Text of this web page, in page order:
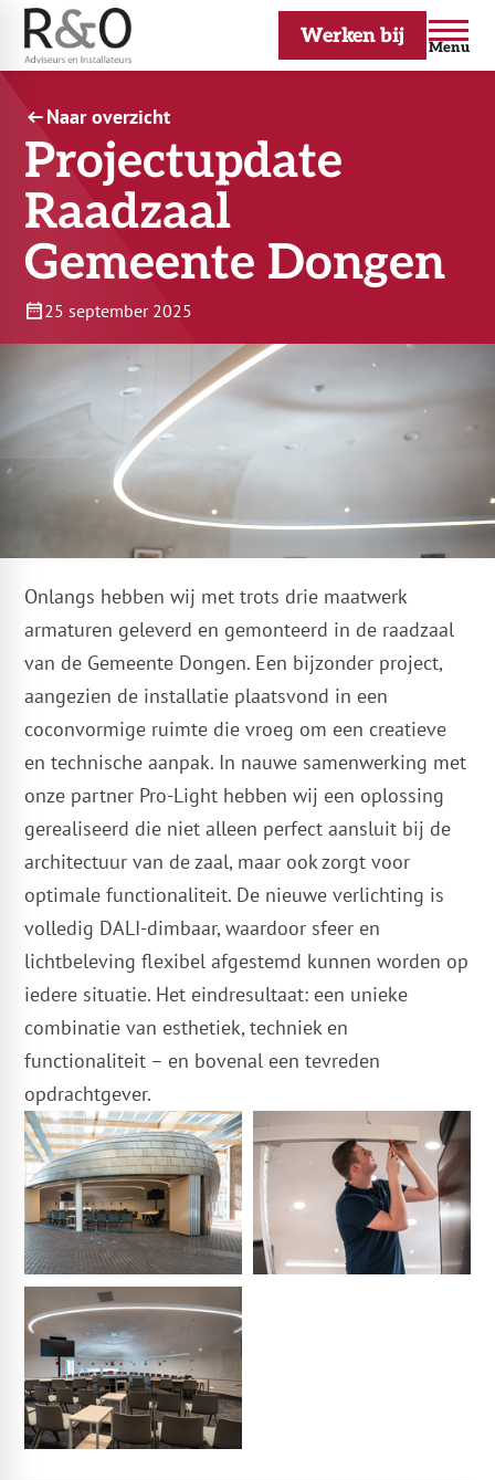
Werken bij Menu
Naar overzicht
Projectupdate
Raadzaal
Gemeente Dongen
25 september 2025
Onlangs hebben wij met trots drie maatwerk
armaturen geleverd en gemonteerd in de raadzaal
van de Gemeente Dongen. Een bijzonder project,
aangezien de installatie plaatsvond in een
coconvormige ruimte die vroeg om een creatieve
en technische aanpak. In nauwe samenwerking met
onze partner Pro-Light hebben wij een oplossing
gerealiseerd die niet alleen perfect aansluit bij de
architectuur van de zaal, maar ook zorgt voor
optimale functionaliteit. De nieuwe verlichting is
volledig DALI-dimbaar, waardoor sfeer en
lichtbeleving flexibel afgestemd kunnen worden op
iedere situatie. Het eindresultaat: een unieke
combinatie van esthetiek, techniek en
functionaliteit – en bovenal een tevreden
opdrachtgever.